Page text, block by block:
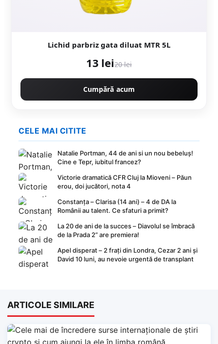
Lichid parbriz gata diluat MTR 5L
13 lei20 lei
Cumpără acum
CELE MAI CITITE
Natalie Portman, 44 de ani si un nou bebeluș!
Cine e Tepr, iubitul francez?
Victorie dramatică CFR Cluj la Mioveni – Păun
erou, doi jucători, nota 4
Constanța – Clarisa (14 ani) – 4 de DA la
Românii au talent. Ce sfaturi a primit?
La 20 de ani de la succes – Diavolul se îmbracă
de la Prada 2” are premiera!
Apel disperat – 2 frați din Londra, Cezar 2 ani și
David 10 luni, au nevoie urgentă de transplant
ARTICOLE SIMILARE